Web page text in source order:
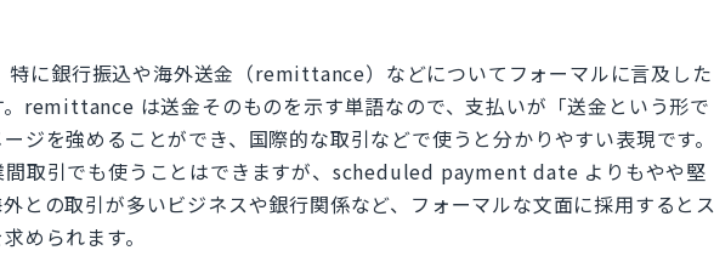
に銀行振込や海外送金（remittance）などについてフォーマルに言及した
。remittance は送金そのものを示す単語なので、支払いが「送金という形で
ジを強めることができ、国際的な取引などで使うと分かりやすい表現です。
間取引でも使うことはできますが、scheduled payment date よりもやや堅
との取引が多いビジネスや銀行関係など、フォーマルな文面に採用するとス
められます。